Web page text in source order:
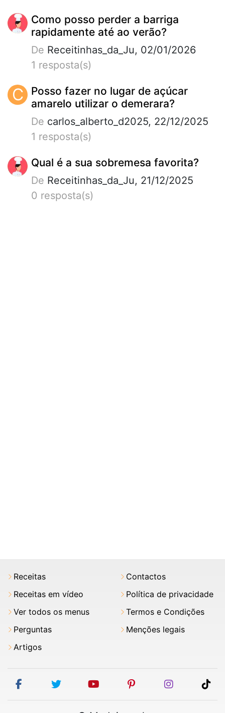
Como posso perder a barriga
rapidamente até ao verão?
De Receitinhas_da_Ju, 02/01/2026
1 resposta(s)
C
Posso fazer no lugar de açúcar
amarelo utilizar o demerara?
De carlos_alberto_d2025, 22/12/2025
1 resposta(s)
Qual é a sua sobremesa favorita?
De Receitinhas_da_Ju, 21/12/2025
0 resposta(s)
Receitas
Receitas em vídeo
Ver todos os menus
Perguntas
Artigos
Contactos
Política de privacidade
Termos e Condições
Menções legais
facebooktwitter youtubepinterestinstagram